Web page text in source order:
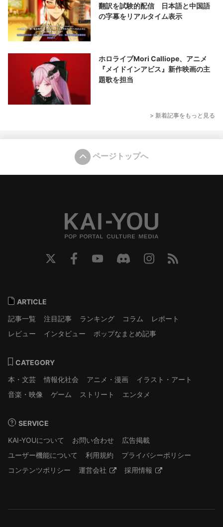
翻訳を試験的配信 日本語と中国語
の字幕をリアルタイム表示
ホロライブMori Calliope、アニメ
『メイドインアビス』新作映画の主
題歌を担当
> 新着記事をもっと見る
ページトップへ
ARTICLE
記事一覧
注目記事 ランキング コラム
レポート
レビュー
インタビュー ポップなまとめ記事
CATEGORY
本・文芸
情報化社会 アニメ・漫画
イラスト・アート
音楽・映像
ゲーム ストリート エンタメ
SERVICE
KAI-YOUについて
お問い合わせ
広告掲載
ユーザー機能について
利用規約
プライバシーポリシー
コンテンツポリシー
運営会社 採用情報